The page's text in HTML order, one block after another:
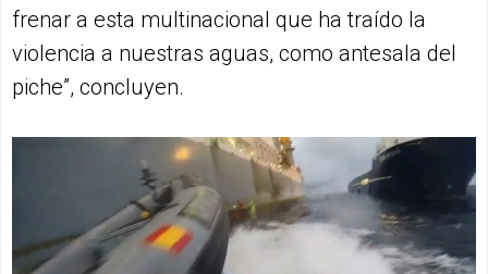
frenar a esta multinacional que ha traído la
violencia a nuestras aguas, como antesala del
piche”, concluyen.